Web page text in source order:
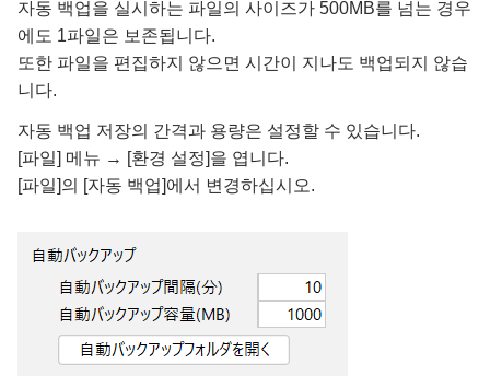
자동 백업을 실시하는 파일의 사이즈가 500MB를 넘는 경우
에도 1파일은 보존됩니다.
또한 파일을 편집하지 않으면 시간이 지나도 백업되지 않습
니다.
자동 백업 저장의 간격과 용량은 설정할 수 있습니다.
[파일] 메뉴 → [환경 설정]을 엽니다.
[파일]의 [자동 백업]에서 변경하십시오.